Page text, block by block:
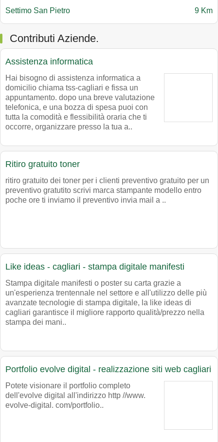
Settimo San Pietro
9 Km
Contributi Aziende.
Assistenza informatica
Hai bisogno di assistenza informatica a
domicilio chiama tss-cagliari e fissa un
appuntamento. dopo una breve valutazione
telefonica, e una bozza di spesa puoi con
tutta la comodità e flessibilità oraria che ti
occorre, organizzare presso la tua a..
Ritiro gratuito toner
ritiro gratuito dei toner per i clienti preventivo gratuito per un
preventivo gratutito scrivi marca stampante modello entro
poche ore ti inviamo il preventivo invia mail a ..
Like ideas - cagliari - stampa digitale manifesti
Stampa digitale manifesti o poster su carta grazie a
un'esperienza trentennale nel settore e all'utilizzo delle più
avanzate tecnologie di stampa digitale, la like ideas di
cagliari garantisce il migliore rapporto qualità/prezzo nella
stampa dei mani..
Portfolio evolve digital - realizzazione siti web cagliari
Potete visionare il portfolio completo
dell'evolve digital all'indirizzo http //www.
evolve-digital. com/portfolio..